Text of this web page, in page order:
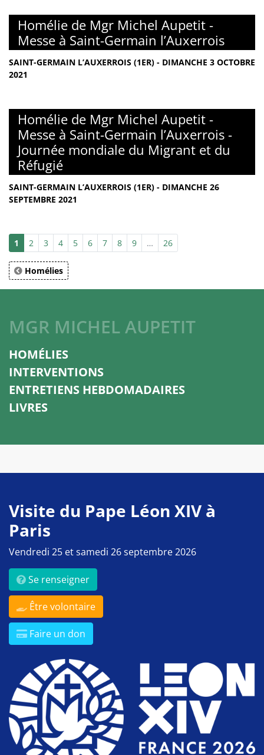
Homélie de Mgr Michel Aupetit -
Messe à Saint-Germain l’Auxerrois
SAINT-GERMAIN L’AUXERROIS (1ER) - DIMANCHE 3 OCTOBRE
2021
Homélie de Mgr Michel Aupetit -
Messe à Saint-Germain l’Auxerrois -
Journée mondiale du Migrant et du
Réfugié
SAINT-GERMAIN L’AUXERROIS (1ER) - DIMANCHE 26
SEPTEMBRE 2021
1 2 3 4 5 6 7 8 9 … 26
Homélies
MGR MICHEL AUPETIT
HOMÉLIES
INTERVENTIONS
ENTRETIENS HEBDOMADAIRES
LIVRES
Visite du Pape Léon XIV à
Paris
Vendredi 25 et samedi 26 septembre 2026
Se renseigner
Être volontaire
Faire un don